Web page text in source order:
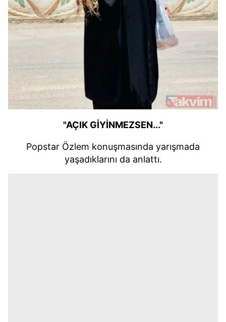
"AÇIK GİYİNMEZSEN..."
Popstar Özlem konuşmasında yarışmada
yaşadıklarını da anlattı.